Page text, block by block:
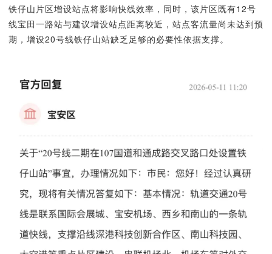
铁仔山片区增设站点将影响快线效率，同时，该片区既有12号
线宝田一路站与建议增设站点距离较近，站点客流量尚未达到预
期，增设20号线铁仔山站缺乏足够的必要性依据支撑。